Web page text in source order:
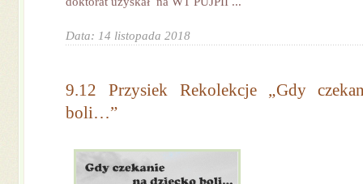
Data: 14 listopada 2018
9.12 Przysiek Rekolekcje „Gdy
boli…”